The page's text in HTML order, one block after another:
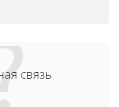
связь